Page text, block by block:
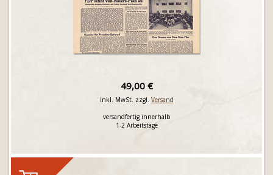
49,00 €
inkl. MwSt. zzgl. Versand
versandfertig innerhalb
1-2 Arbeitstage